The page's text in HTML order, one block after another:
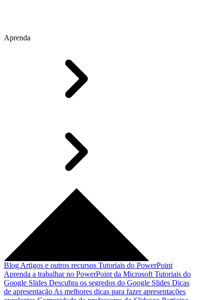
Aprenda
Blog Artigos e outros recursos Tutoriais do PowerPoint
Aprenda a trabalhar no PowerPoint da Microsoft Tutoriais do
Google Slides Descubra os segredos do Google Slides Dicas
de apresentação As melhores dicas para fazer apresentações